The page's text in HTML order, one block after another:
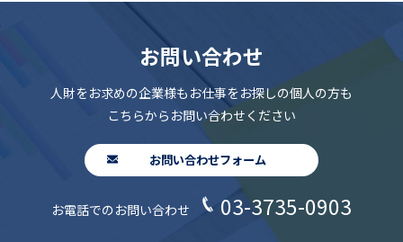
お問い合わせ
人財をお求めの企業様もお仕事をお探しの個人の方も
こちらからお問い合わせください
お問い合わせフォーム
お電話でのお問い合わせ 03-3735-0903